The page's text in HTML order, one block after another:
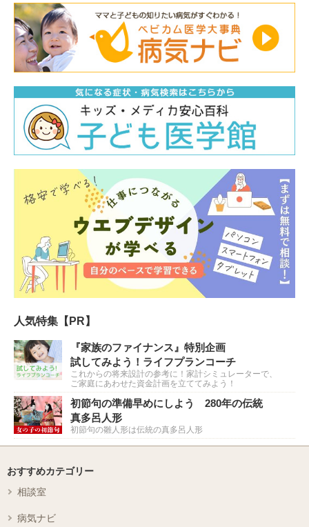
人気特集【PR】
『家族のファイナンス』特別企画
試してみよう！ライフプランコーチ
これからの将来設計の参考に！家計シミュレーターで、
ご家庭にあわせた資金計画を立ててみよう！
初節句の準備早めにしよう 280年の伝統
真多呂人形
初節句の雛人形は伝統の真多呂人形
おすすめカテゴリー
相談室
病気ナビ